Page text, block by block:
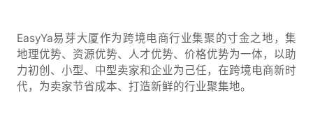
EasyYa易芽大厦作为跨境电商行业集聚的寸金之地，集
地理优势、资源优势、人才优势、价格优势为一体，以助
力初创、小型、中型卖家和企业为己任，在跨境电商新时
代，为卖家节省成本、打造新鲜的行业聚集地。